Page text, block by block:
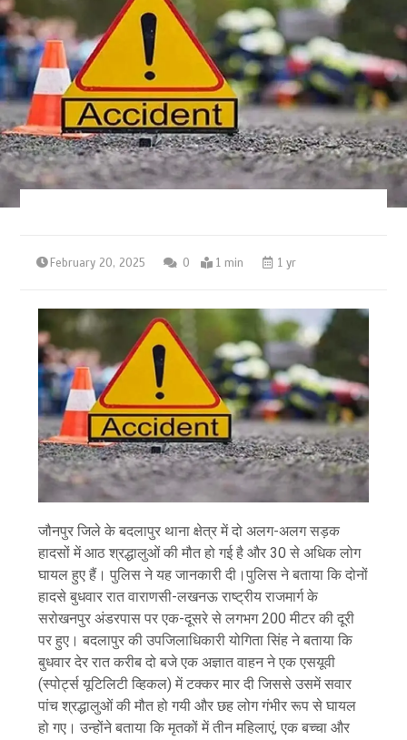
February 20, 2025 0 1 min 1 yr
जौनपुर जिले के बदलापुर थाना क्षेत्र में दो अलग-अलग सड़क
हादसों में आठ श्रद्धालुओं की मौत हो गई है और 30 से अधिक लोग
घायल हुए हैं। पुलिस ने यह जानकारी दी।पुलिस ने बताया कि दोनों
हादसे बुधवार रात वाराणसी-लखनऊ राष्ट्रीय राजमार्ग के
सरोखनपुर अंडरपास पर एक-दूसरे से लगभग 200 मीटर की दूरी
पर हुए। बदलापुर की उपजिलाधिकारी योगिता सिंह ने बताया कि
बुधवार देर रात करीब दो बजे एक अज्ञात वाहन ने एक एसयूवी
(स्पोर्ट्स यूटिलिटी व्हिकल) में टक्कर मार दी जिससे उसमें सवार
पांच श्रद्धालुओं की मौत हो गयी और छह लोग गंभीर रूप से घायल
हो गए। उन्होंने बताया कि मृतकों में तीन महिलाएं, एक बच्चा और